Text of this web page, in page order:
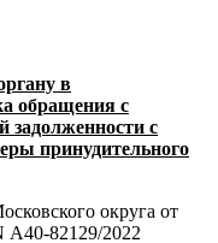
в
обращения с
задолженности с
принудительного
округа от
А40-82129/2022